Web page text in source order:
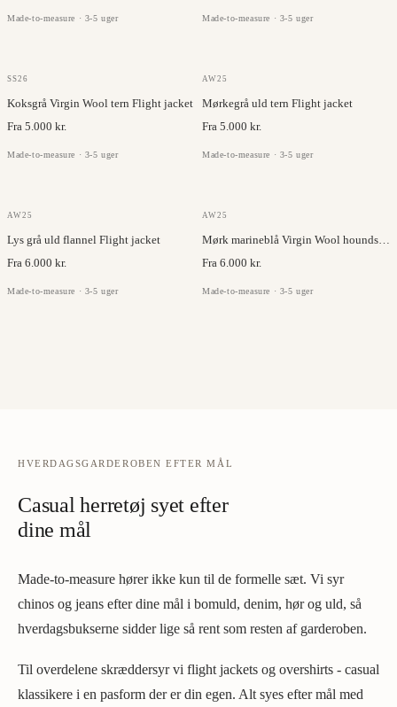
Made-to-measure · 3-5 uger Made-to-measure · 3-5 uger
SS26
Koksgrå Virgin Wool tern Flight jacket
Fra 5.000 kr.
Made-to-measure · 3-5 uger
DRAGO
AW25
Mørkegrå uld tern Flight jacket
Fra 5.000 kr.
Made-to-measure · 3-5 uger
DRAGO
AW25
Lys grå uld flannel Flight jacket
Fra 6.000 kr.
Made-to-measure · 3-5 uger
DRAGO
AW25
Mørk marineblå Virgin Wool houndstooth Flight jacket
Fra 6.000 kr.
Made-to-measure · 3-5 uger
HVERDAGSGARDEROBEN EFTER MÅL
Casual herretøj syet efter
dine mål
Made-to-measure hører ikke kun til de formelle sæt. Vi syr
chinos og jeans efter dine mål i bomuld, denim, hør og uld, så
hverdagsbukserne sidder lige så rent som resten af garderoben.
Til overdelene skræddersyr vi flight jackets og overshirts - casual
klassikere i en pasform der er din egen. Alt syes efter mål med